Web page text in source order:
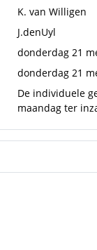
K. van Willigen
J.denUyl
donderdag 21
donderdag 21
De individuele
maandag ter